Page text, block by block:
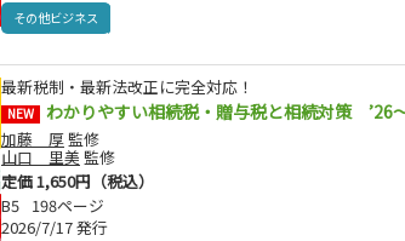
その他ビジネス
最新税制・最新法改正に完全対応！
NEW わかりやすい相続税・贈与税と相続対策 ’26
加藤 厚監修
山口 里美 監修
定価 1,650円（税込）
B5 198ページ
2026/7/17 発行